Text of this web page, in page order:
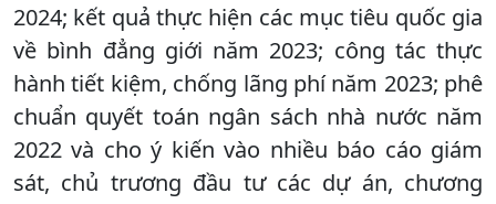
2024; kết quả thực hiện các mục tiêu quốc gia
về bình đẳng giới năm 2023; công tác thực
hành tiết kiệm, chống lãng phí năm 2023; phê
chuẩn quyết toán ngân sách nhà nước năm
2022 và cho ý kiến vào nhiều báo cáo giám
sát, chủ trương đầu tư các dự án, chương